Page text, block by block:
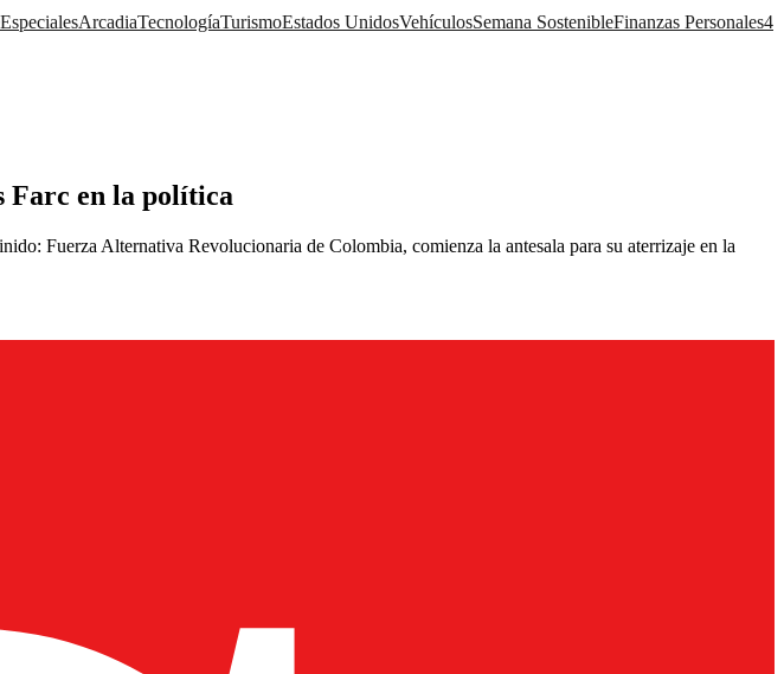
EspecialesArcadiaTecnologíaTurismoEstados UnidosVehículosSemana SostenibleFinanzas Personales4
Farc en la política
Fuerza Alternativa Revolucionaria de Colombia, comienza la antesala para su aterrizaje en la